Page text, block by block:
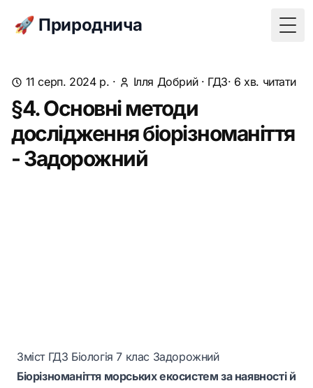
🚀 Природнича
11 серп. 2024 р. · Ілля Добрий· ГДЗ· 6 хв. читати
§4. Основні методи
дослідження біорізноманіття
- Задорожний
Зміст ГДЗ Біологія 7 клас Задорожний
Біорізноманіття морських екосистем за наявності й